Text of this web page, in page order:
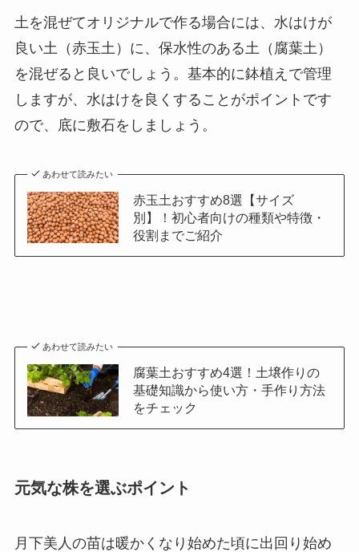
土を混ぜてオリジナルで作る場合には、 水はけが
良い土（赤玉土）に、保水性のある土（腐葉土）
を混ぜると良いでしょう。 基本的に鉢植えで管理
しますが、水はけを良くすることがポイントです
ので、底に敷石をしましょう。
あわせて読みたい
赤玉土おすすめ8選【サイズ
別】！初心者向けの種類や特徴・
役割までご紹介
あわせて読みたい
腐葉土おすすめ4選！土壌作りの
基礎知識から使い方・手作り方法
をチェック
元気な株を選ぶポイント
月下美人の苗は暖かくなり始めた頃に出回り始め